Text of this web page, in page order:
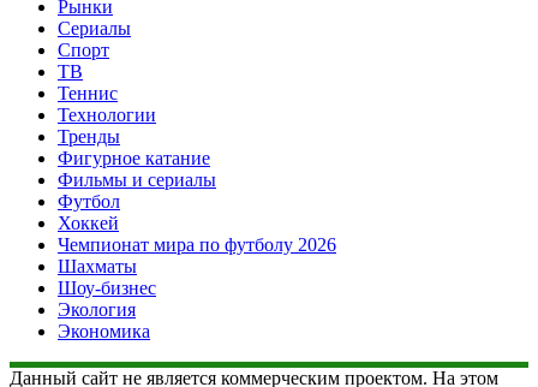
Рынки
Сериалы
Спорт
ТВ
Теннис
Технологии
Тренды
Фигурное катание
Фильмы и сериалы
Футбол
Хоккей
Чемпионат мира по футболу 2026
Шахматы
Шоу-бизнес
Экология
Экономика
Данный сайт не является коммерческим проектом. На этом